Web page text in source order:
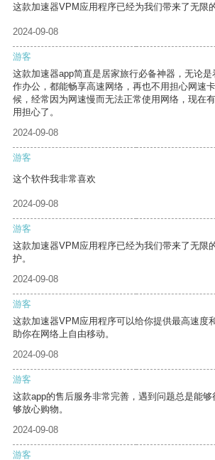
这款加速器VPM应用程序已经为我们带来了无限
2024-09-08
游客
这款加速器app简直是居家旅行必备神器，无论
作办公，都能畅享高速网络，再也不用担心网速
候，经常因为网速慢而无法正常使用网络，现在
用担心了。
2024-09-08
游客
这个软件我非常喜欢
2024-09-08
游客
这款加速器VPM应用程序已经为我们带来了无限
护。
2024-09-08
游客
这款加速器VPM应用程序可以给你提供最高速度
助你在网络上自由移动。
2024-09-08
游客
这款app的售后服务非常完善，遇到问题总是能
够放心购物。
2024-09-08
游客